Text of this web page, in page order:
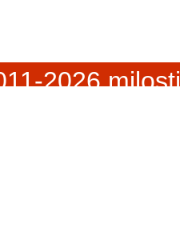
2026